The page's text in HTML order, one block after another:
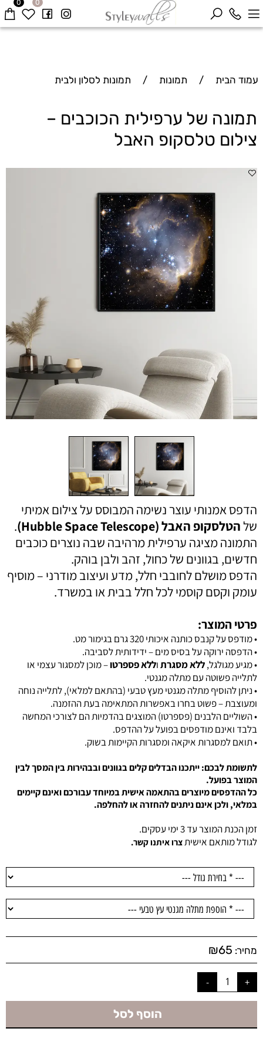
0 0
עמוד הבית / תמונות / תמונות לסלון ולבית
תמונה של ערפילית הכוכבים –
צילום טלסקופ האבל
הדפס אמנותי עוצר נשימה המבוסס על צילום אמיתי
שלהטלסקופ האבל (Hubble Space Telescope)
.
התמונה מציגה ערפילית מרהיבה שבה נוצרים כוכבים
חדשים, בגוונים של כחול, זהב ולבן בוהק.
הדפס מושלם לחובבי חלל, מדע ועיצוב מודרני – מוסיף
עומק וקסם קוסמי לכל חלל בבית או במשרד.
פרטי המוצר:
• מודפס על קנבס כותנה איכותי 320 גרם בגימור מט.
• הדפסה ירוקה על בסיס מים – ידידותית לסביבה.
• מגיע מגולגל,ללא מסגרתוללא פספרטו– מוכן למסגור עצמי או
לתלייה פשוטה עם מתלה מגנטי.
•ניתן להוסיף מתלה מגנטי מעץ טבעי (בהתאם למלאי), לתלייה נוחה
ומעוצבת – פשוט בחרו באפשרות המתאימה בעת ההזמנה.
• השוליים הלבנים (פספרטו) המוצגים בהדמיות הם לצורכי המחשה
בלבד ואינם מודפסים בפועל על ההדפס.
• תואםלמסגרות איקאה ומסגרות הקיימות בשוק.
לתשומת לבכם: ייתכנו הבדלים קלים בגוונים ובבהירות בין המסך לבין
המוצר בפועל.
כל ההדפסים מיוצרים בהתאמה אישית במיוחד עבורכם ואינם קיימים
במלאי, ולכן אינם ניתנים להחזרה או להחלפה.
זמן הכנת המוצר עד 3 ימי עסקים.
לגודל מותאם אישיתצרו איתנו קשר.
מחיר: ₪65
הוסף לסל